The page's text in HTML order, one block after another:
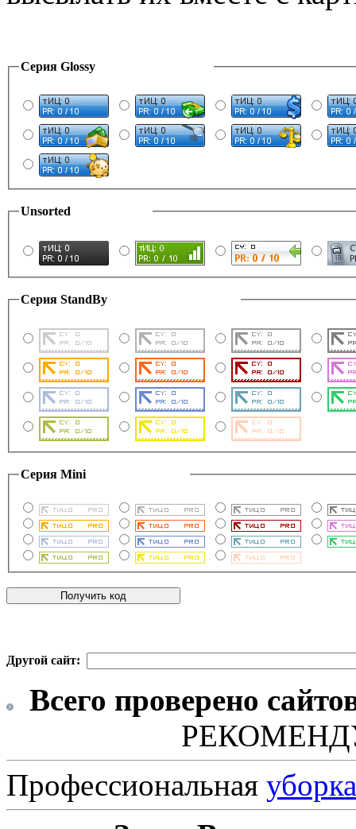
Серия Glossy
Unsorted
Серия StandBy
Серия Mini
Другой сайт:
Всего проверено
Профессиональная уборка